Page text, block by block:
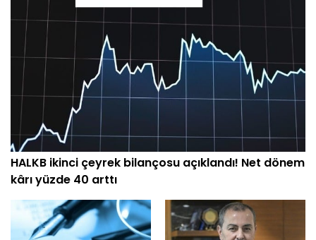
HALKB ikinci çeyrek bilançosu açıklandı! Net dönem
kârı yüzde 40 arttı